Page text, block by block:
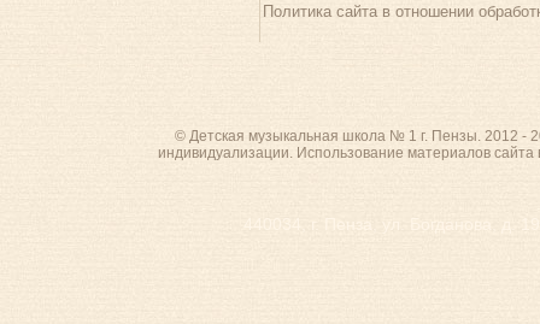
Политика сайта в отношении
© Детская музыкальная школа № 1 г. Пензы. 2012 -
индивидуализации. Использование материалов